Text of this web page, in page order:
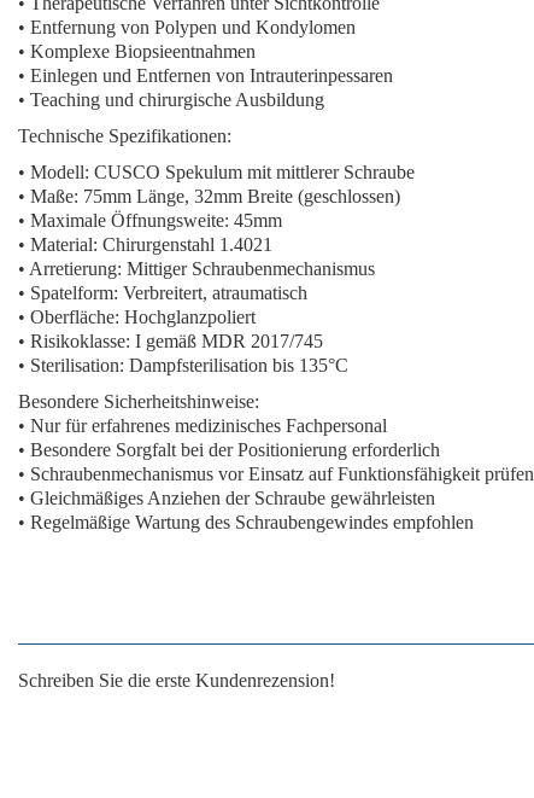
• Entfernung von Polypen und Kondylomen
• Komplexe Biopsieentnahmen
• Einlegen und Entfernen von Intrauterinpessaren
• Teaching und chirurgische Ausbildung
Technische Spezifikationen:
• Modell: CUSCO Spekulum mit mittlerer Schraube
• Maße: 75mm Länge, 32mm Breite (geschlossen)
• Maximale Öffnungsweite: 45mm
• Material: Chirurgenstahl 1.4021
• Arretierung: Mittiger Schraubenmechanismus
• Spatelform: Verbreitert, atraumatisch
• Oberfläche: Hochglanzpoliert
• Risikoklasse: I gemäß MDR 2017/745
• Sterilisation: Dampfsterilisation bis 135°C
Besondere Sicherheitshinweise:
• Nur für erfahrenes medizinisches Fachpersonal
• Besondere Sorgfalt bei der Positionierung erforderlich
• Schraubenmechanismus vor Einsatz auf Funktionsfähigkeit prüfen
• Gleichmäßiges Anziehen der Schraube gewährleisten
• Regelmäßige Wartung des Schraubengewindes empfohlen
Schreiben Sie die erste Kundenrezension!